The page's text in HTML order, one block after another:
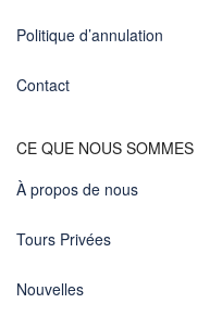
Politique d’annulation
Contact
CE QUE NOUS SOMMES
À propos de nous
Tours Privées
Nouvelles